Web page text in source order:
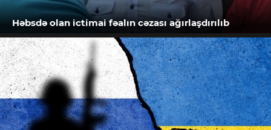
Həbsdə olan ictimai fəalın cəzası ağırlaşdırılıb